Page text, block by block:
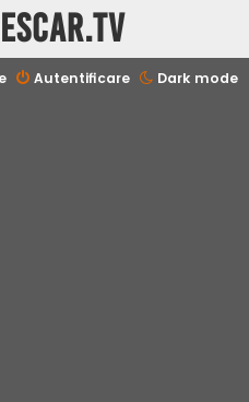
Dark mode
Autentificare